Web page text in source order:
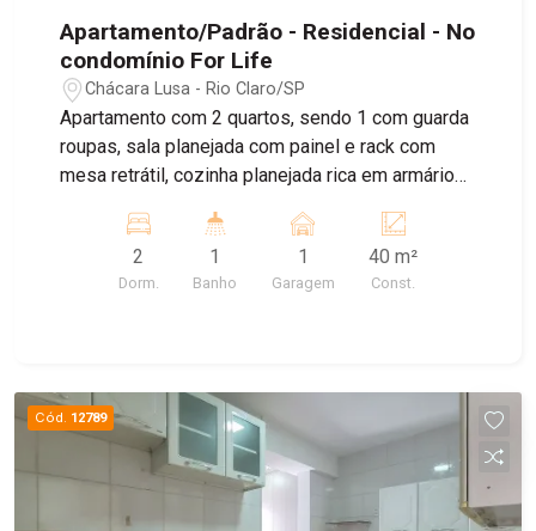
Apartamento/Padrão - Residencial - No
condomínio For Life
Chácara Lusa - Rio Claro/SP
Apartamento com 2 quartos, sendo 1 com guarda
roupas, sala planejada com painel e rack com
mesa retrátil, cozinha planejada rica em armários,
disfarçado na bancada, wc com gabinete e box
de blindex, 1 vaga de garagem.
2
Dorm.
1
Banho
1
Garagem
40 m²
Const.
Cód. 12789